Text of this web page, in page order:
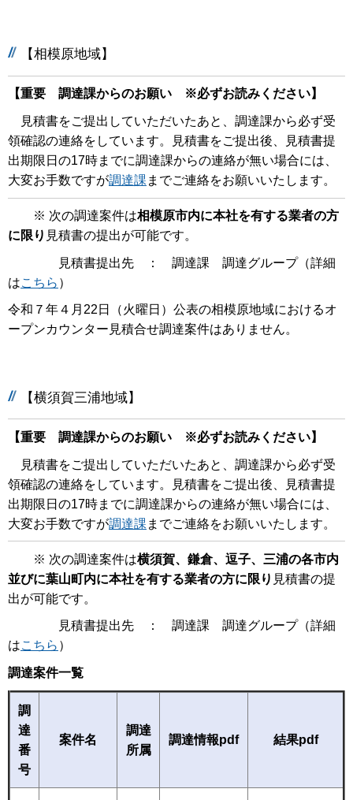
【相模原地域】
【重要 調達課からのお願い ※必ずお読みください】
見積書をご提出していただいたあと、調達課から必ず受
領確認の連絡をしています。見積書をご提出後、見積書提
出期限日の17時までに調達課からの連絡が無い場合には、
大変お手数ですが調達課 までご連絡をお願いいたします。
※ 次の調達案件は相模原市内に本社を有する業者の方
に限り 見積書の提出が可能です。
見積書提出先 ： 調達課 調達グループ（詳細
はこちら ）
令和７年４月22日（火曜日）公表の相模原地域におけるオ
ープンカウンター見積合せ調達案件はありません。
【横須賀三浦地域】
【重要 調達課からのお願い ※必ずお読みください】
見積書をご提出していただいたあと、調達課から必ず受
領確認の連絡をしています。見積書をご提出後、見積書提
出期限日の17時までに調達課からの連絡が無い場合には、
大変お手数ですが調達課 までご連絡をお願いいたします。
※ 次の調達案件は横須賀、鎌倉、逗子、三浦の各市内
並びに葉山町内に本社を有する業者の方に限り 見積書の提
出が可能です。
見積書提出先 ： 調達課 調達グループ（詳細
はこちら ）
調達案件一覧
調
達
番
号
案件名
調達
所属
調達情報pdf 結果pdf